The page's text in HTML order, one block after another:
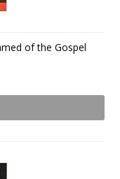
of the Gospel